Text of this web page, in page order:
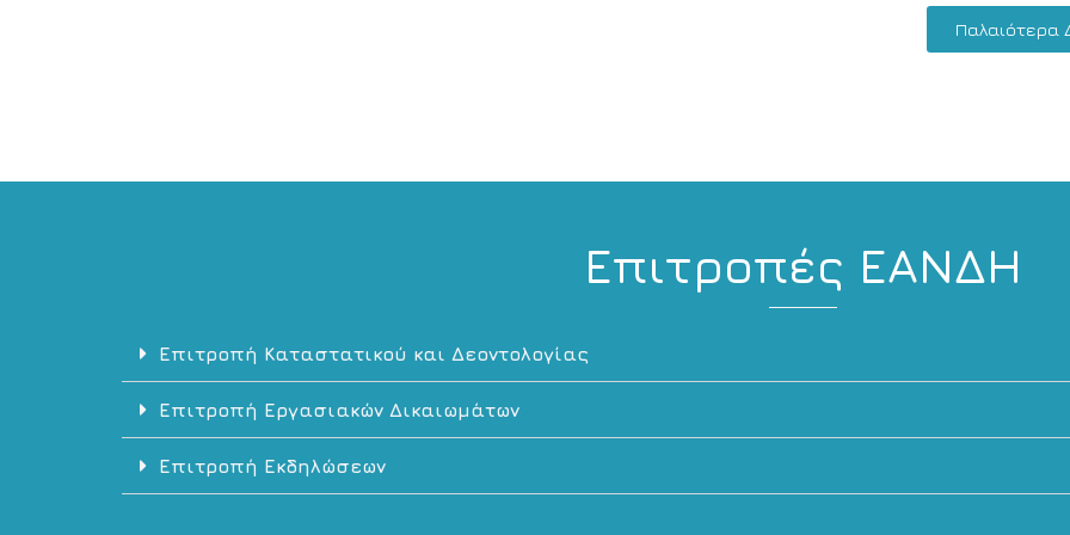
Παλαιότερα
Επιτροπές ΕΑΝΔΗ
Επιτροπή Καταστατικού και Δεοντολογίας
Επιτροπή Εργασιακών Δικαιωμάτων
Επιτροπή Εκδηλώσεων